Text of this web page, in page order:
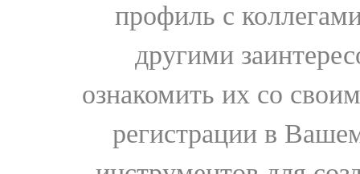
профиль с
другими
ознакомить их со
регистрации в